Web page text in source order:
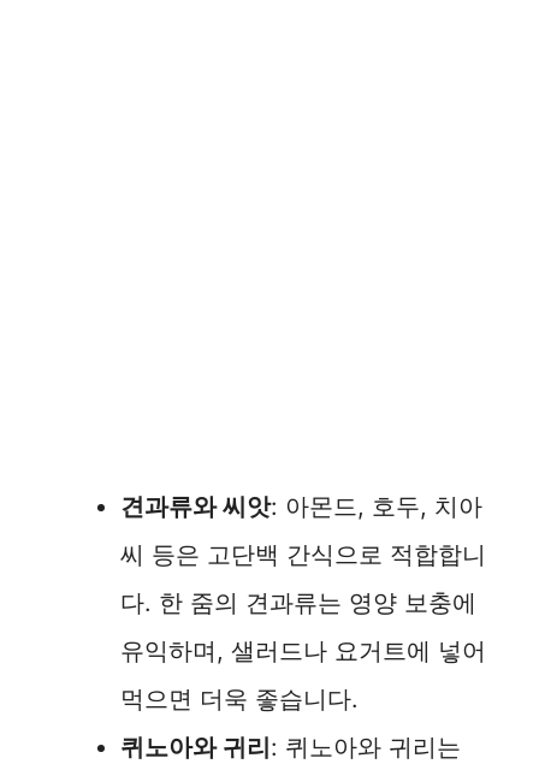
견과류와 씨앗: 아몬드, 호두, 치아
씨 등은 고단백 간식으로 적합합니
다. 한 줌의 견과류는 영양 보충에
유익하며, 샐러드나 요거트에 넣어
먹으면 더욱 좋습니다.
퀴노아와 귀리: 퀴노아와 귀리는